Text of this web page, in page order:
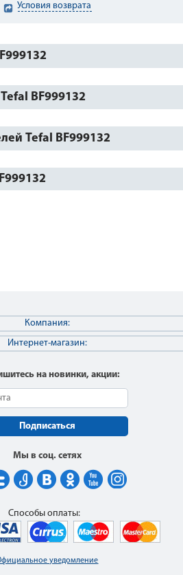
Условия возврата
BF999132
Tefal BF999132
Компания:
Интернет-магазин:
на новинки, акции:
Подписаться
Мы в соц. сетях
уведомление
Способы оплаты: